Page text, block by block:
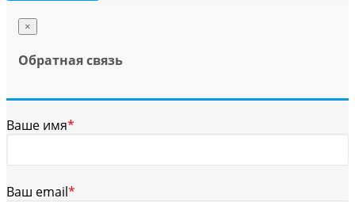
×
Обратная связь
Ваше имя*
Ваш email*